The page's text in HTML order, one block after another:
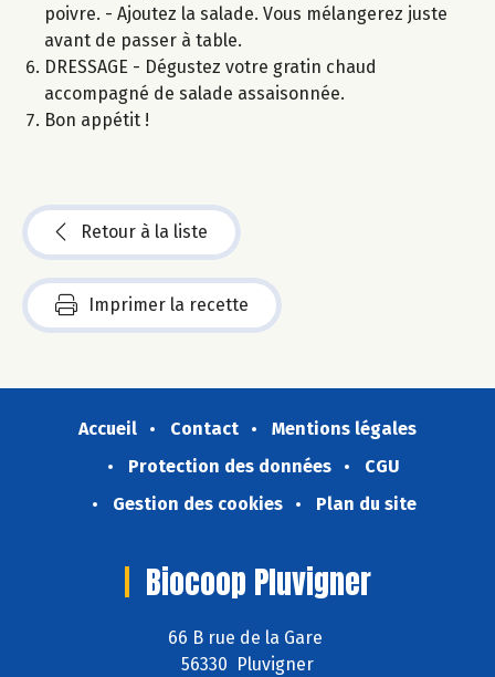
poivre. - Ajoutez la salade. Vous mélangerez juste
avant de passer à table.
DRESSAGE - Dégustez votre gratin chaud
accompagné de salade assaisonnée.
Bon appétit !
Retour à la liste
Imprimer la recette
Accueil Contact
Mentions légales
Protection des données
CGU
Gestion des cookies
Plan du site
Biocoop Pluvigner
66 B rue de la Gare
56330 Pluvigner